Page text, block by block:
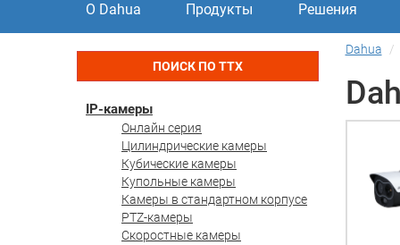
О Dahua Продукты Решения
ПОИСК ПО ТТХ
IP-камеры
Онлайн серия
Цилиндрические камеры
Кубические камеры
Купольные камеры
Камеры в стандартном корпусе
PTZ-камеры
Скоростные камеры
Dahua